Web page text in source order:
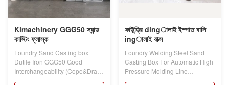
Klmachinery GGG50 স্যান্ড
কাস্টিং ফ্লাস্ক
Foundry Sand Casting box
Dutile Iron GGG50 Good
Interchangeability (Cope&Drag)
Product...
ফাউন্ড্রি dingালাই ইস্পাত বালি
ingালাই বাক্স
Foundry Welding Steel Sand
Casting Box For Automatic High
Pressure Molding Line
Product...